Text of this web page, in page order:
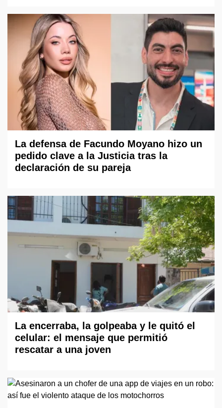
La defensa de Facundo Moyano hizo un
pedido clave a la Justicia tras la
declaración de su pareja
La encerraba, la golpeaba y le quitó el
celular: el mensaje que permitió
rescatar a una joven